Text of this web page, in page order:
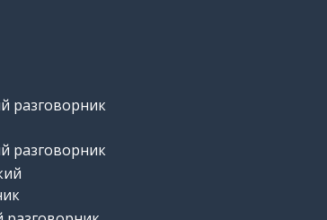
разговорник
разговорник